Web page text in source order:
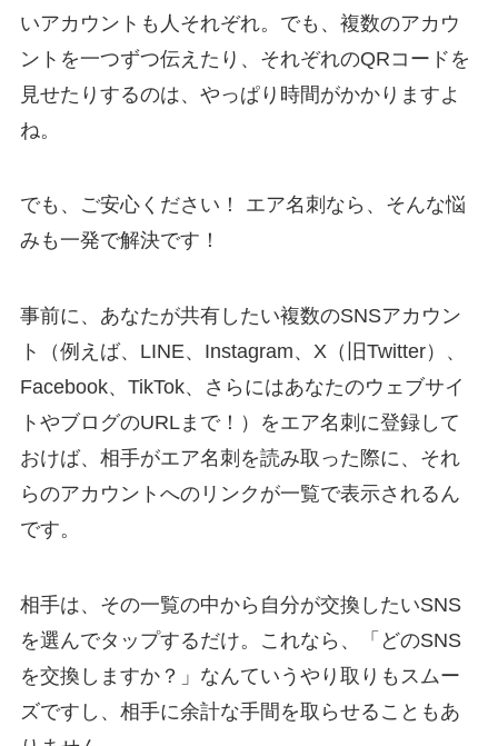
いアカウントも人それぞれ。でも、複数のアカウ
ントを一つずつ伝えたり、それぞれのQRコードを
見せたりするのは、やっぱり時間がかかりますよ
ね。
でも、ご安心ください！ エア名刺なら、そんな悩
みも一発で解決です！
事前に、あなたが共有したい複数のSNSアカウン
ト（例えば、LINE、Instagram、X（旧Twitter）、
Facebook、TikTok、さらにはあなたのウェブサイ
トやブログのURLまで！）をエア名刺に登録して
おけば、相手がエア名刺を読み取った際に、それ
らのアカウントへのリンクが一覧で表示されるん
です。
相手は、その一覧の中から自分が交換したいSNS
を選んでタップするだけ。これなら、「どのSNS
を交換しますか？」なんていうやり取りもスムー
ズですし、相手に余計な手間を取らせることもあ